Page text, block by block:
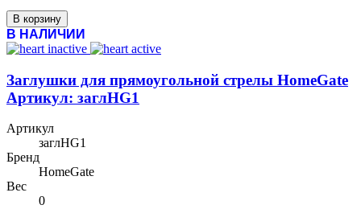
В корзину
В НАЛИЧИИ
Заглушки для прямоугольной стрелы HomeGate
Артикул: заглHG1
Артикул
заглHG1
Бренд
HomeGate
Вес
0